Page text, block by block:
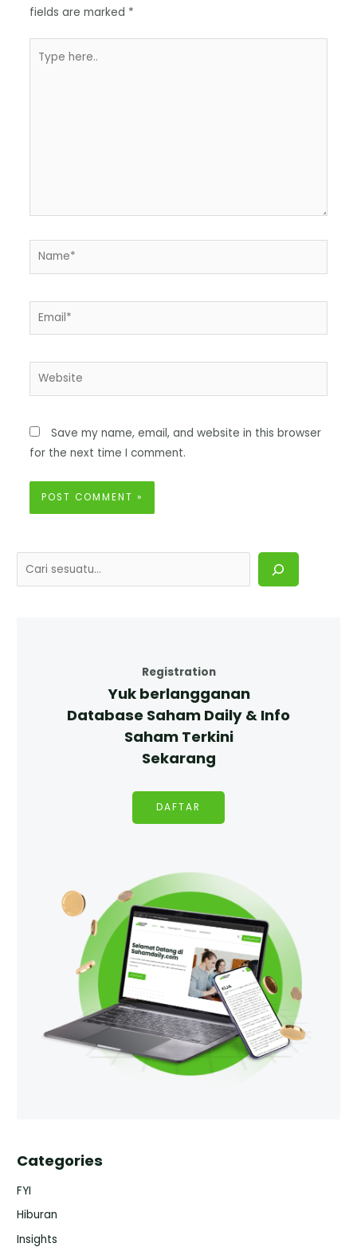
fields are marked *
Save my name, email, and website in this browser
for the next time I comment.
Registration
Yuk berlangganan
Database Saham Daily & Info
Saham Terkini
Sekarang
DAFTAR
Categories
FYI
Hiburan
Insights